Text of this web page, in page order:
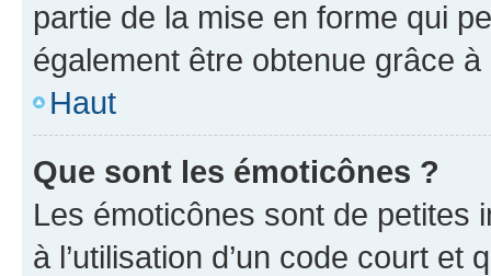
partie de la mise en forme qui
également être obtenue grâce à
Haut
Que sont les émoticônes ?
Les émoticônes sont de petites
à l’utilisation d’un code court et